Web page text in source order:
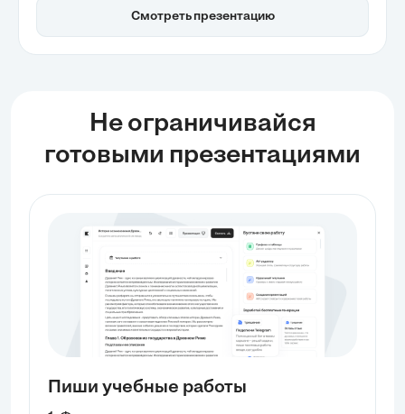
том, как гипертекст может улучшить читаемость и
удобство взаимодействия с документами. Основное
Смотреть презентацию
Не ограничивайся
готовыми презентациями
Пиши учебные работы